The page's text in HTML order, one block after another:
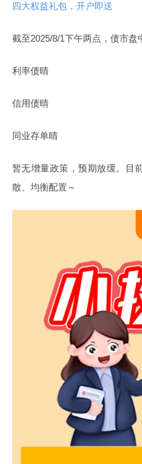
四大权益礼包，开户即送
截至2025/8/1下午两点，债市盘
利率债晴
信用债晴
同业存单晴
暂无增量政策，预期放缓。目
散、均衡配置～